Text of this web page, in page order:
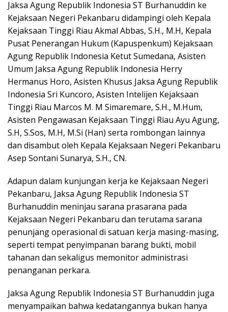
Jaksa Agung Republik Indonesia ST Burhanuddin ke
Kejaksaan Negeri Pekanbaru didampingi oleh Kepala
Kejaksaan Tinggi Riau Akmal Abbas, S.H., M.H, Kepala
Pusat Penerangan Hukum (Kapuspenkum) Kejaksaan
Agung Republik Indonesia Ketut Sumedana, Asisten
Umum Jaksa Agung Republik Indonesia Herry
Hermanus Horo, Asisten Khusus Jaksa Agung Republik
Indonesia Sri Kuncoro, Asisten Intelijen Kejaksaan
Tinggi Riau Marcos M. M Simaremare, S.H., M.Hum,
Asisten Pengawasan Kejaksaan Tinggi Riau Ayu Agung,
S.H, S.Sos, M.H, M.Si (Han) serta rombongan lainnya
dan disambut oleh Kepala Kejaksaan Negeri Pekanbaru
Asep Sontani Sunarya, S.H., CN.
Adapun dalam kunjungan kerja ke Kejaksaan Negeri
Pekanbaru, Jaksa Agung Republik Indonesia ST
Burhanuddin meninjau sarana prasarana pada
Kejaksaan Negeri Pekanbaru dan terutama sarana
penunjang operasional di satuan kerja masing-masing,
seperti tempat penyimpanan barang bukti, mobil
tahanan dan sekaligus memonitor administrasi
penanganan perkara.
Jaksa Agung Republik Indonesia ST Burhanuddin juga
menyampaikan bahwa kedatangannya bukan hanya